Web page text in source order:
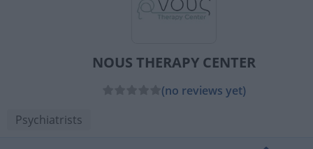
NOUS THERAPY CENTER
(no reviews yet)
Psychiatrists